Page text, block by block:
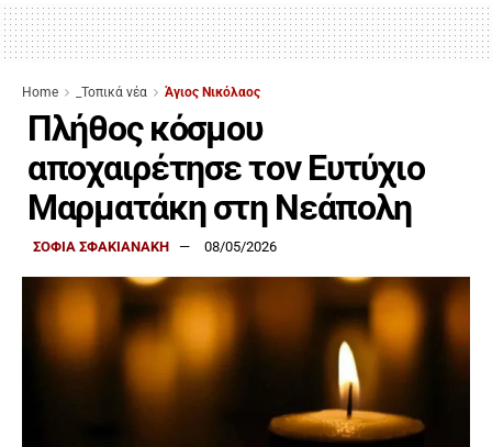
Home _Τοπικά νέα Άγιος Νικόλαος
Πλήθος κόσμου
αποχαιρέτησε τον Ευτύχιο
Μαρματάκη στη Νεάπολη
ΣΟΦΙΑ ΣΦΑΚΙΑΝΑΚΗ 08/05/2026